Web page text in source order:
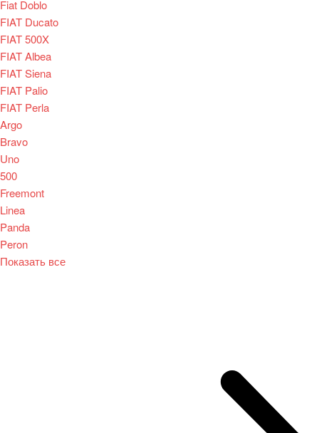
Fiat Doblo
FIAT Ducato
FIAT 500X
FIAT Albea
FIAT Siena
FIAT Palio
FIAT Perla
Argo
Bravo
Uno
500
Freemont
Linea
Panda
Peron
Показать все